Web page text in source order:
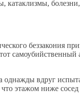
катаклизмы,
самоубийственный
вдруг
этажом ниже сосед